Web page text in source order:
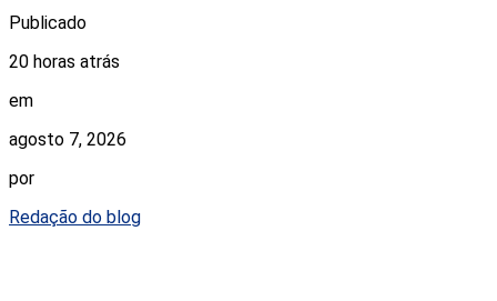
Publicado
20 horas atrás
em
agosto 7, 2026
por
Redação do blog